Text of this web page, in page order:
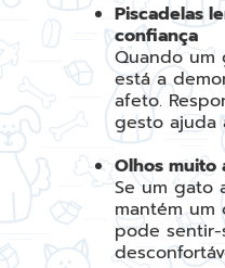
Piscadelas
confiança
Quando um
está a
afeto.
gesto ajuda
Olhos
Se um gato
mantém um
pode